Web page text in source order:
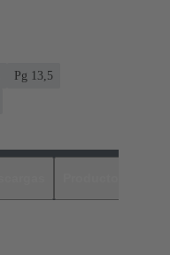
Pg 13,5